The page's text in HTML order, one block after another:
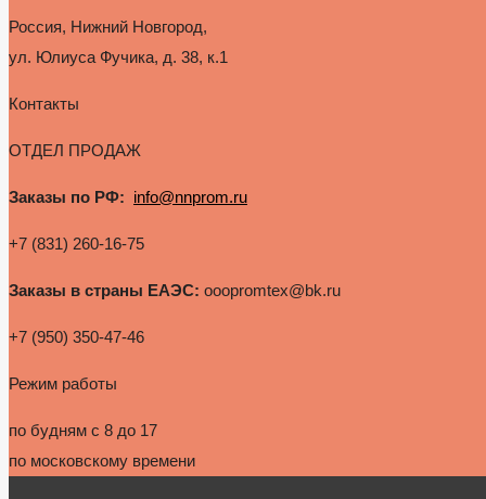
Россия, Нижний Новгород,
ул. Юлиуса Фучика, д. 38, к.1
Контакты
ОТДЕЛ ПРОДАЖ
Заказы по РФ: info@nnprom.ru
+7 (831) 260-16-75
Заказы в страны ЕАЭС: ooopromtex@bk.ru
+7 (950) 350-47-46
Режим работы
по будням с 8 до 17
по московскому времени